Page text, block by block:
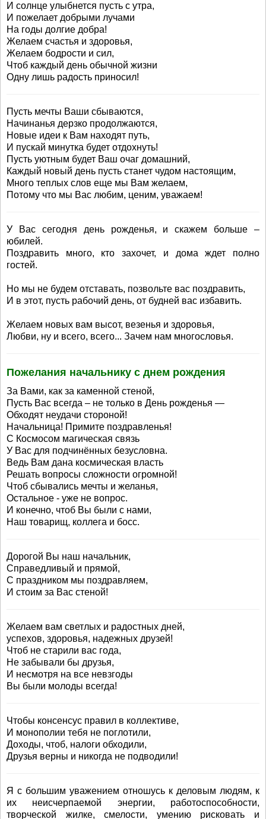
И солнце улыбнется пусть с утра,
И пожелает добрыми лучами
На годы долгие добра!
Желаем счастья и здоровья,
Желаем бодрости и сил,
Чтоб каждый день обычной жизни
Одну лишь радость приносил!
Пусть мечты Ваши сбываются,
Начинанья дерзко продолжаются,
Новые идеи к Вам находят путь,
И пускай минутка будет отдохнуть!
Пусть уютным будет Ваш очаг домашний,
Каждый новый день пусть станет чудом настоящим,
Много теплых слов еще мы Вам желаем,
Потому что мы Вас любим, ценим, уважаем!
У Вас сегодня день рожденья, и скажем больше –
юбилей.
Поздравить много, кто захочет, и дома ждет полно
гостей.
Но мы не будем отставать, позвольте вас поздравить,
И в этот, пусть рабочий день, от будней вас избавить.
Желаем новых вам высот, везенья и здоровья,
Любви, ну и всего, всего... Зачем нам многословья.
Пожелания начальнику с днем рождения
За Вами, как за каменной стеной,
Пусть Вас всегда – не только в День рожденья —
Обходят неудачи стороной!
Начальница! Примите поздравленья!
С Космосом магическая связь
У Вас для подчинённых безусловна.
Ведь Вам дана космическая власть
Решать вопросы сложности огромной!
Чтоб сбывались мечты и желанья,
Остальное - уже не вопрос.
И конечно, чтоб Вы были с нами,
Наш товарищ, коллега и босс.
Дорогой Вы наш начальник,
Справедливый и прямой,
С праздником мы поздравляем,
И стоим за Вас стеной!
Желаем вам светлых и радостных дней,
успехов, здоровья, надежных друзей!
Чтоб не старили вас года,
Не забывали бы друзья,
И несмотря на все невзгоды
Вы были молоды всегда!
Чтобы консенсус правил в коллективе,
И монополии тебя не поглотили,
Доходы, чтоб, налоги обходили,
Друзья верны и никогда не подводили!
Я с большим уважением отношусь к деловым людям, к
их неисчерпаемой энергии, работоспособности,
творческой жилке, смелости, умению рисковать и